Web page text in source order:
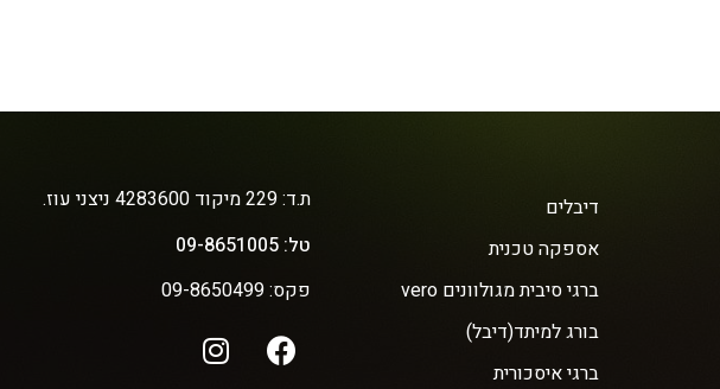
דיבלים
אספקה טכנית
ברגי סיבית מגולוונים vero
בורג למיתד(דיבל)
ברגי איסכורית
ת.ד: 229 מיקוד 4283600 ניצני עוז.
טל: 09-8651005
פקס: 09-8650499